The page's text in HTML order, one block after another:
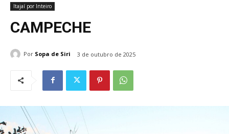
Itajaí por Inteiro
CAMPECHE
Por Sopa de Siri 3 de outubro de 2025